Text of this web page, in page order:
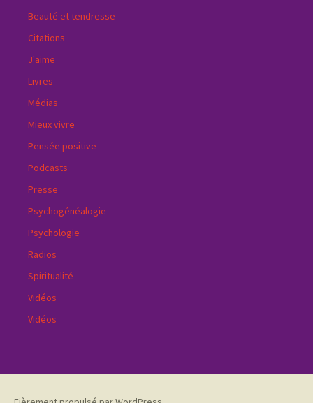
Beauté et tendresse
Citations
J'aime
Livres
Médias
Mieux vivre
Pensée positive
Podcasts
Presse
Psychogénéalogie
Psychologie
Radios
Spiritualité
Vidéos
Vidéos